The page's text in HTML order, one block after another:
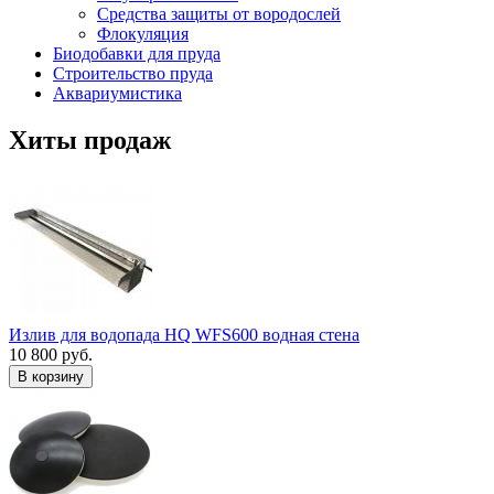
Средства защиты от вородослей
Флокуляция
Биодобавки для пруда
Строительство пруда
Аквариумистика
Хиты продаж
Излив для водопада HQ WFS600 водная стена
10 800 руб.
В корзину